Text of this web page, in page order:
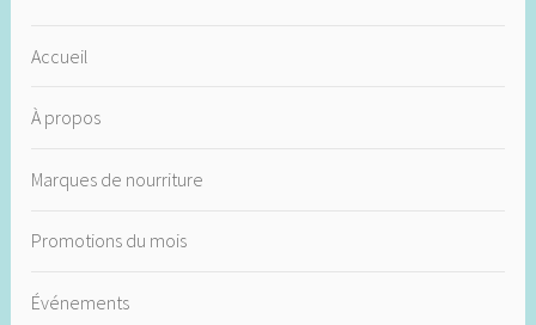
Accueil
À propos
Marques de nourriture
Promotions du mois
Événements